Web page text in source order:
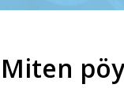
Miten